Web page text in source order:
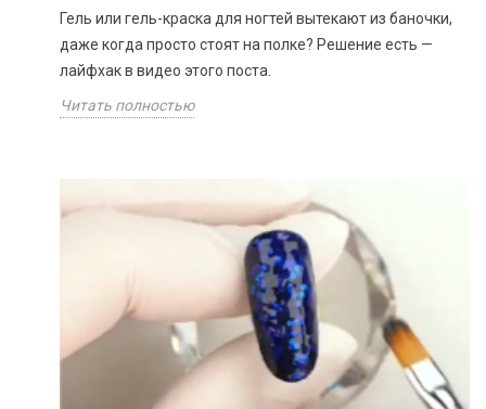
Гель или гель-краска для ногтей вытекают из баночки,
даже когда просто стоят на полке? Решение есть —
лайфхак в видео этого поста.
Читать полностью